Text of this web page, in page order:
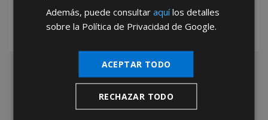
Además, puede consultaraquílos detalles
sobre la Política de Privacidad de Google.
ACEPTAR TODO
RECHAZAR TODO